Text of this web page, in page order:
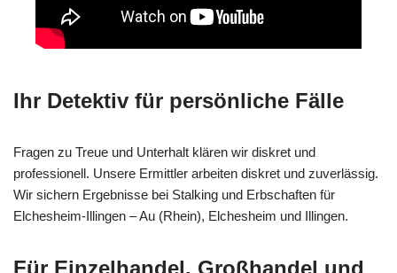
Ihr Detektiv für persönliche Fälle
Fragen zu Treue und Unterhalt klären wir diskret und
professionell. Unsere Ermittler arbeiten diskret und zuverlässig.
Wir sichern Ergebnisse bei Stalking und Erbschaften für
Elchesheim-Illingen – Au (Rhein), Elchesheim und Illingen.